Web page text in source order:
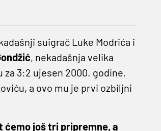
suigrač Luke Modrića i
, nekadašnja velika
za 3:2 ujesen 2000. godine.
a ovo mu je prvi ozbiljni
ćemo još tri pripremne, a